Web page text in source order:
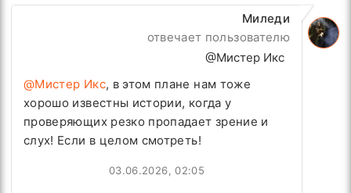
Миледи
отвечает пользователю
@Мистер Икс
@Мистер Икс, в этом плане нам тоже
хорошо известны истории, когда у
проверяющих резко пропадает зрение и
слух! Если в целом смотреть!
03.06.2026, 02:05